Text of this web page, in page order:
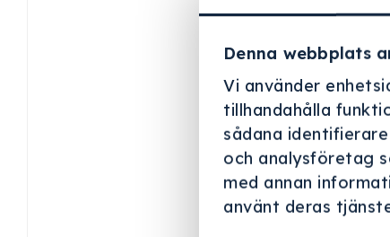
Denna webbplats
Vi använder
tillhandahålla
sådana
och analysföretag
med annan
använt deras